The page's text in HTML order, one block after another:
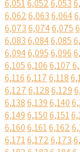
6,0516,0526,053
6,0626,0636,064
6,0736,0746,075
6,0836,0846,085
6,0946,0956,096
6,1056,1066,107
6,1166,1176,118
6,1276,1286,129
6,1386,1396,140
6,1496,1506,151
6,1606,1616,162
6,1716,1726,173